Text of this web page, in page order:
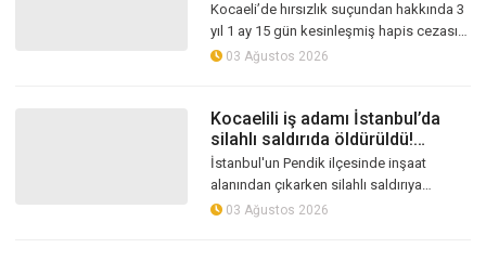
Kocaeli’de hırsızlık suçundan hakkında 3
yıl 1 ay 15 gün kesinleşmiş hapis cezası
bulunan A.T. (30), polis ekiplerinin
03 Ağustos 2026
Kocaelili iş adamı İstanbul’da
silahlı saldırıda öldürüldü!
Cinayetin detayları ortaya çıktı
İstanbul'un Pendik ilçesinde inşaat
alanından çıkarken silahlı saldırıya
uğrayan iş adamı Ercan Ekşi hayatını
03 Ağustos 2026